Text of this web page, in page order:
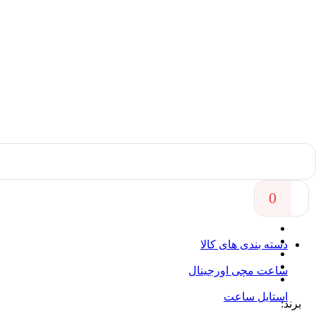
0
دسته بندی های کالا
ساعت مچی اورجینال
استایل ساعت
افزودن به لیست علاقه مندی ها
به اشتراک گذاری
مقایسه
برند: